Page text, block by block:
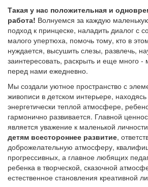
Такая у нас положительная и
работа! Волнуемся за каждую
подход к принцеске, наладить диалог с
малого упертюха, помочь тому, кто в
нуждается, высушить слезы, развлечь,
заинтересовать, раскрыть и еще много -
перед нами ежедневно.
Мы создали уютное пространство с
живописи в детском интерьере, находясь
энергетически теплой атмосфере,
гармонично развивается. Главной
является уважение к маленькой
детям всестороннее развитие,
доброжелательную атмосферу,
прогрессивных, а главное любящих
ребенка в творческой, сказочной
естественное становления креативной